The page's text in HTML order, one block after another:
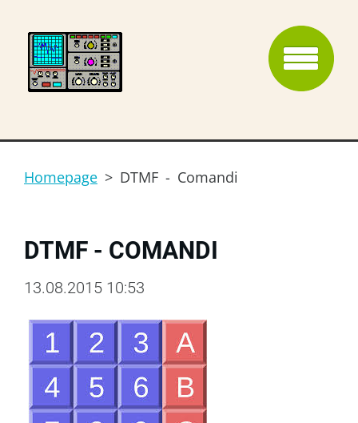
Homepage > DTMF - Comandi
DTMF - COMANDI
13.08.2015 10:53